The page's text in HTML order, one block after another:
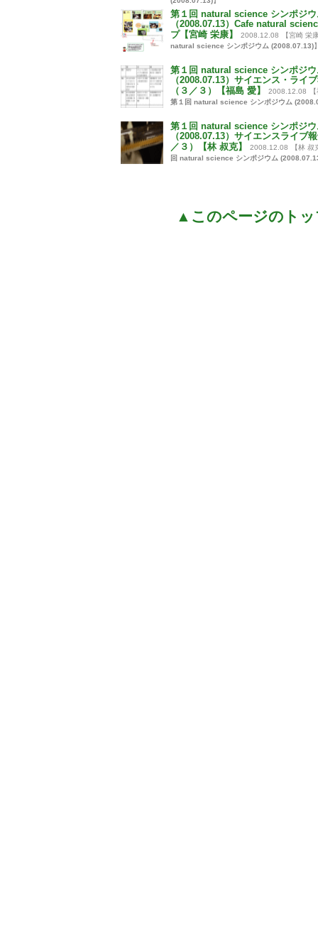
第１回 natural science シンポジウ
（2008.07.13）Cafe natural
プ【宮崎 栄康】
2008.12.08
【宮崎 栄
natural science シンポジウム (2008.07.13)
第１回 natural science シンポジウ
（2008.07.13）サイエンス・ライ
（３／３）【福島 愛】
2008.12.08
第１回 natural science シンポジウム
第１回 natural science シンポジウ
（2008.07.13）サイエンスライブ
／３）【林 叔克】
2008.12.08
【林 叔
回 natural science シンポジウム
▲このページのトッ